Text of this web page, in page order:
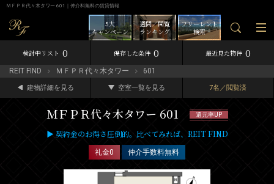
ＭＦＰＲ代々木タワー 601｜仲介料無料の賃貸情報
フリーレント
検索
週間／閲覧
ランキング
5大
キャンペーン
検討中リスト 0 保存した条件 0 最近見た物件 0
REIT FIND ＭＦＰＲ代々木タワー 601
建物詳細を見る 空室一覧を見る 7名／閲覧済
ＭＦＰＲ代々木タワー 601 還元率UP
▶ 契約金のお得さ圧倒的。比べてみれば、REIT FIND
礼金0 仲介手数料無料